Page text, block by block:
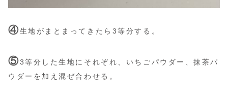
④生地がまとまってきたら3等分する。
⑤3等分した生地にそれぞれ、いちごパウダー、抹茶パ
ウダーを加え混ぜ合わせる。